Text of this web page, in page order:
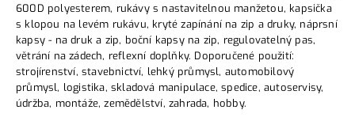
600D polyesterem, rukávy s nastavitelnou manžetou, kapsička
s klopou na levém rukávu, kryté zapínání na zip a druky, náprsní
kapsy - na druk a zip, boční kapsy na zip, regulovatelný pas,
větrání na zádech, reflexní doplňky. Doporučené použití:
strojírenství, stavebnictví, lehký průmysl, automobilový
průmysl, logistika, skladová manipulace, spedice, autoservisy,
údržba, montáže, zemědělství, zahrada, hobby.